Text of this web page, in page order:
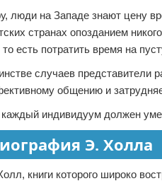
люди на Западе знают цену
странах опозданием
есть потратить время на
случаев представители
общению и
индивидуум должен
Э. Холла
книги которого широко